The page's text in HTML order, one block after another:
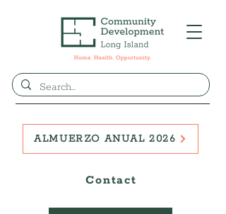
Contact
ALMUERZO ANUAL 2026